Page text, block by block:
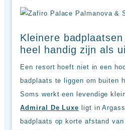
Kleinere
heel handig zijn als
Een resort hoeft niet in een
badplaats te liggen om buiten
Soms werkt een levendige
Admiral De Luxe ligt in
badplaats op korte afstand van